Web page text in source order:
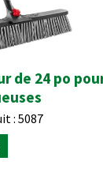
de 24 po
:5087